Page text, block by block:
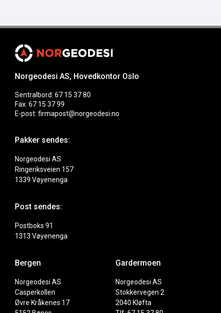
Norgeodesi AS, Hovedkontor Oslo
Sentralbord: 67 15 37 80
Fax: 67 15 37 99
E-post: firmapost@norgeodesi.no
Pakker sendes:
Norgeodesi AS
Ringeriksveien 157
1339 Vøyenenga
Post sendes:
Postboks 91
1313 Vøyenenga
Bergen
Norgeodesi AS
Casperkollen
Øvre Kråkenes 17
Gardermoen
Norgeodesi AS
Stokkervegen 2
2040 Kløfta